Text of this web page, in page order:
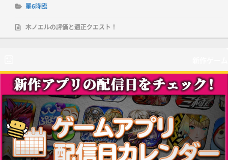
星6降臨
木ノエルの評価と適正クエスト！